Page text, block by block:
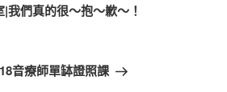
我們真的很～抱～歉～！
音療師單缽證照課